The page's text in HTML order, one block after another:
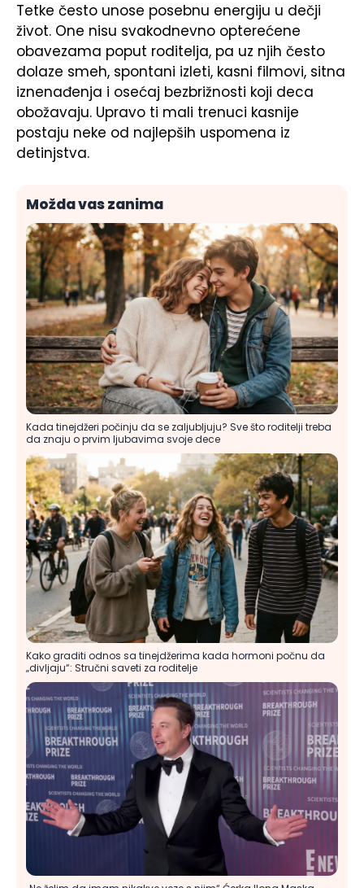
Tetke često unose posebnu energiju u dečji
život. One nisu svakodnevno opterećene
obavezama poput roditelja, pa uz njih često
dolaze smeh, spontani izleti, kasni filmovi, sitna
iznenađenja i osećaj bezbrižnosti koji deca
obožavaju. Upravo ti mali trenuci kasnije
postaju neke od najlepših uspomena iz
detinjstva.
Možda vas zanima
Kada tinejdžeri počinju da se zaljubljuju? Sve što roditelji treba
da znaju o prvim ljubavima svoje dece
Kako graditi odnos sa tinejdžerima kada hormoni počnu da
„divljaju“: Stručni saveti za roditelje